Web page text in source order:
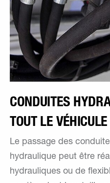
CONDUITES
TOUT LE VÉHICULE
Le passage des
hydraulique peut être
hydrauliques ou de